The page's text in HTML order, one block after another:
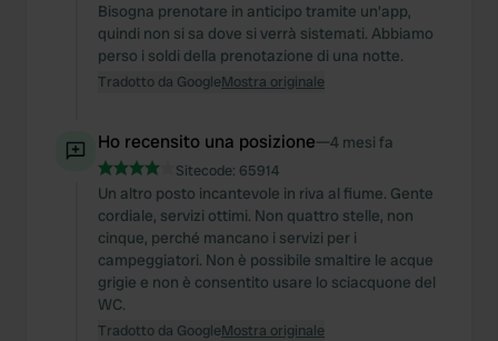
Bisogna prenotare in anticipo tramite un'app,
quindi non si sa dove si verrà sistemati. Abbiamo
perso i soldi della prenotazione di una notte.
Tradotto da GoogleMostra originale
Ho recensito una posizione—4 mesi fa
Sitecode: 65914
Un altro posto incantevole in riva al fiume. Gente
cordiale, servizi ottimi. Non quattro stelle, non
cinque, perché mancano i servizi per i
campeggiatori. Non è possibile smaltire le acque
grigie e non è consentito usare lo sciacquone del
WC.
Tradotto da GoogleMostra originale